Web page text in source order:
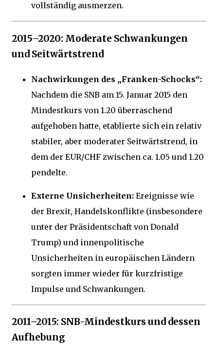
vollständig ausmerzen.
2015–2020: Moderate Schwankungen
und Seitwärtstrend
Nachwirkungen des „Franken-Schocks“:
Nachdem die SNB am 15. Januar 2015 den
Mindestkurs von 1.20 überraschend
aufgehoben hatte, etablierte sich ein relativ
stabiler, aber moderater Seitwärtstrend, in
dem der EUR/CHF zwischen ca. 1.05 und 1.20
pendelte.
Externe Unsicherheiten: Ereignisse wie
der Brexit, Handelskonflikte (insbesondere
unter der Präsidentschaft von Donald
Trump) und innenpolitische
Unsicherheiten in europäischen Ländern
sorgten immer wieder für kurzfristige
Impulse und Schwankungen.
2011–2015: SNB-Mindestkurs und dessen
Aufhebung